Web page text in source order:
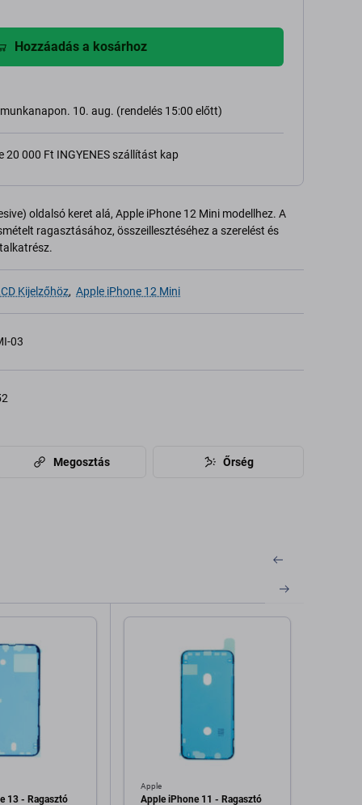
Hozzáadás a kosárhoz
10. aug. (rendelés 15:00 előtt)
20 000 Ft INGYENES szállítást kap
oldalsó keret alá, Apple iPhone 12 Mini modellhez. A
ragasztásához, összeillesztéséhez a szerelést és
Kijelzőhöz, Apple iPhone 12 Mini
03
Megosztás Őrség
13 - Ragasztó
Apple
Apple iPhone 11 - Ragasztó